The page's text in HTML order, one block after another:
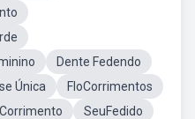
Dente Fedendo
Única
FloCorrimentos
SeuFedido